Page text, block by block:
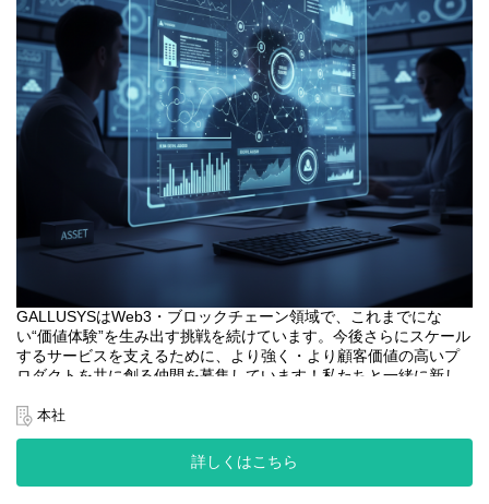
GALLUSYSはWeb3・ブロックチェーン領域で、これまでにな
い“価値体験”を生み出す挑戦を続けています。今後さらにスケール
するサービスを支えるために、より強く・より顧客価値の高いプ
ロダクトを共に創る仲間を募集しています！私たちと一緒に新し
<業務内容>
本プロジェクトにおけるフロントエンドエンジニアは、web3系サ
ービスのユーザーインターフェースとなるWebアプリケーション
開発の中核を担います。
本社
詳しくはこちら